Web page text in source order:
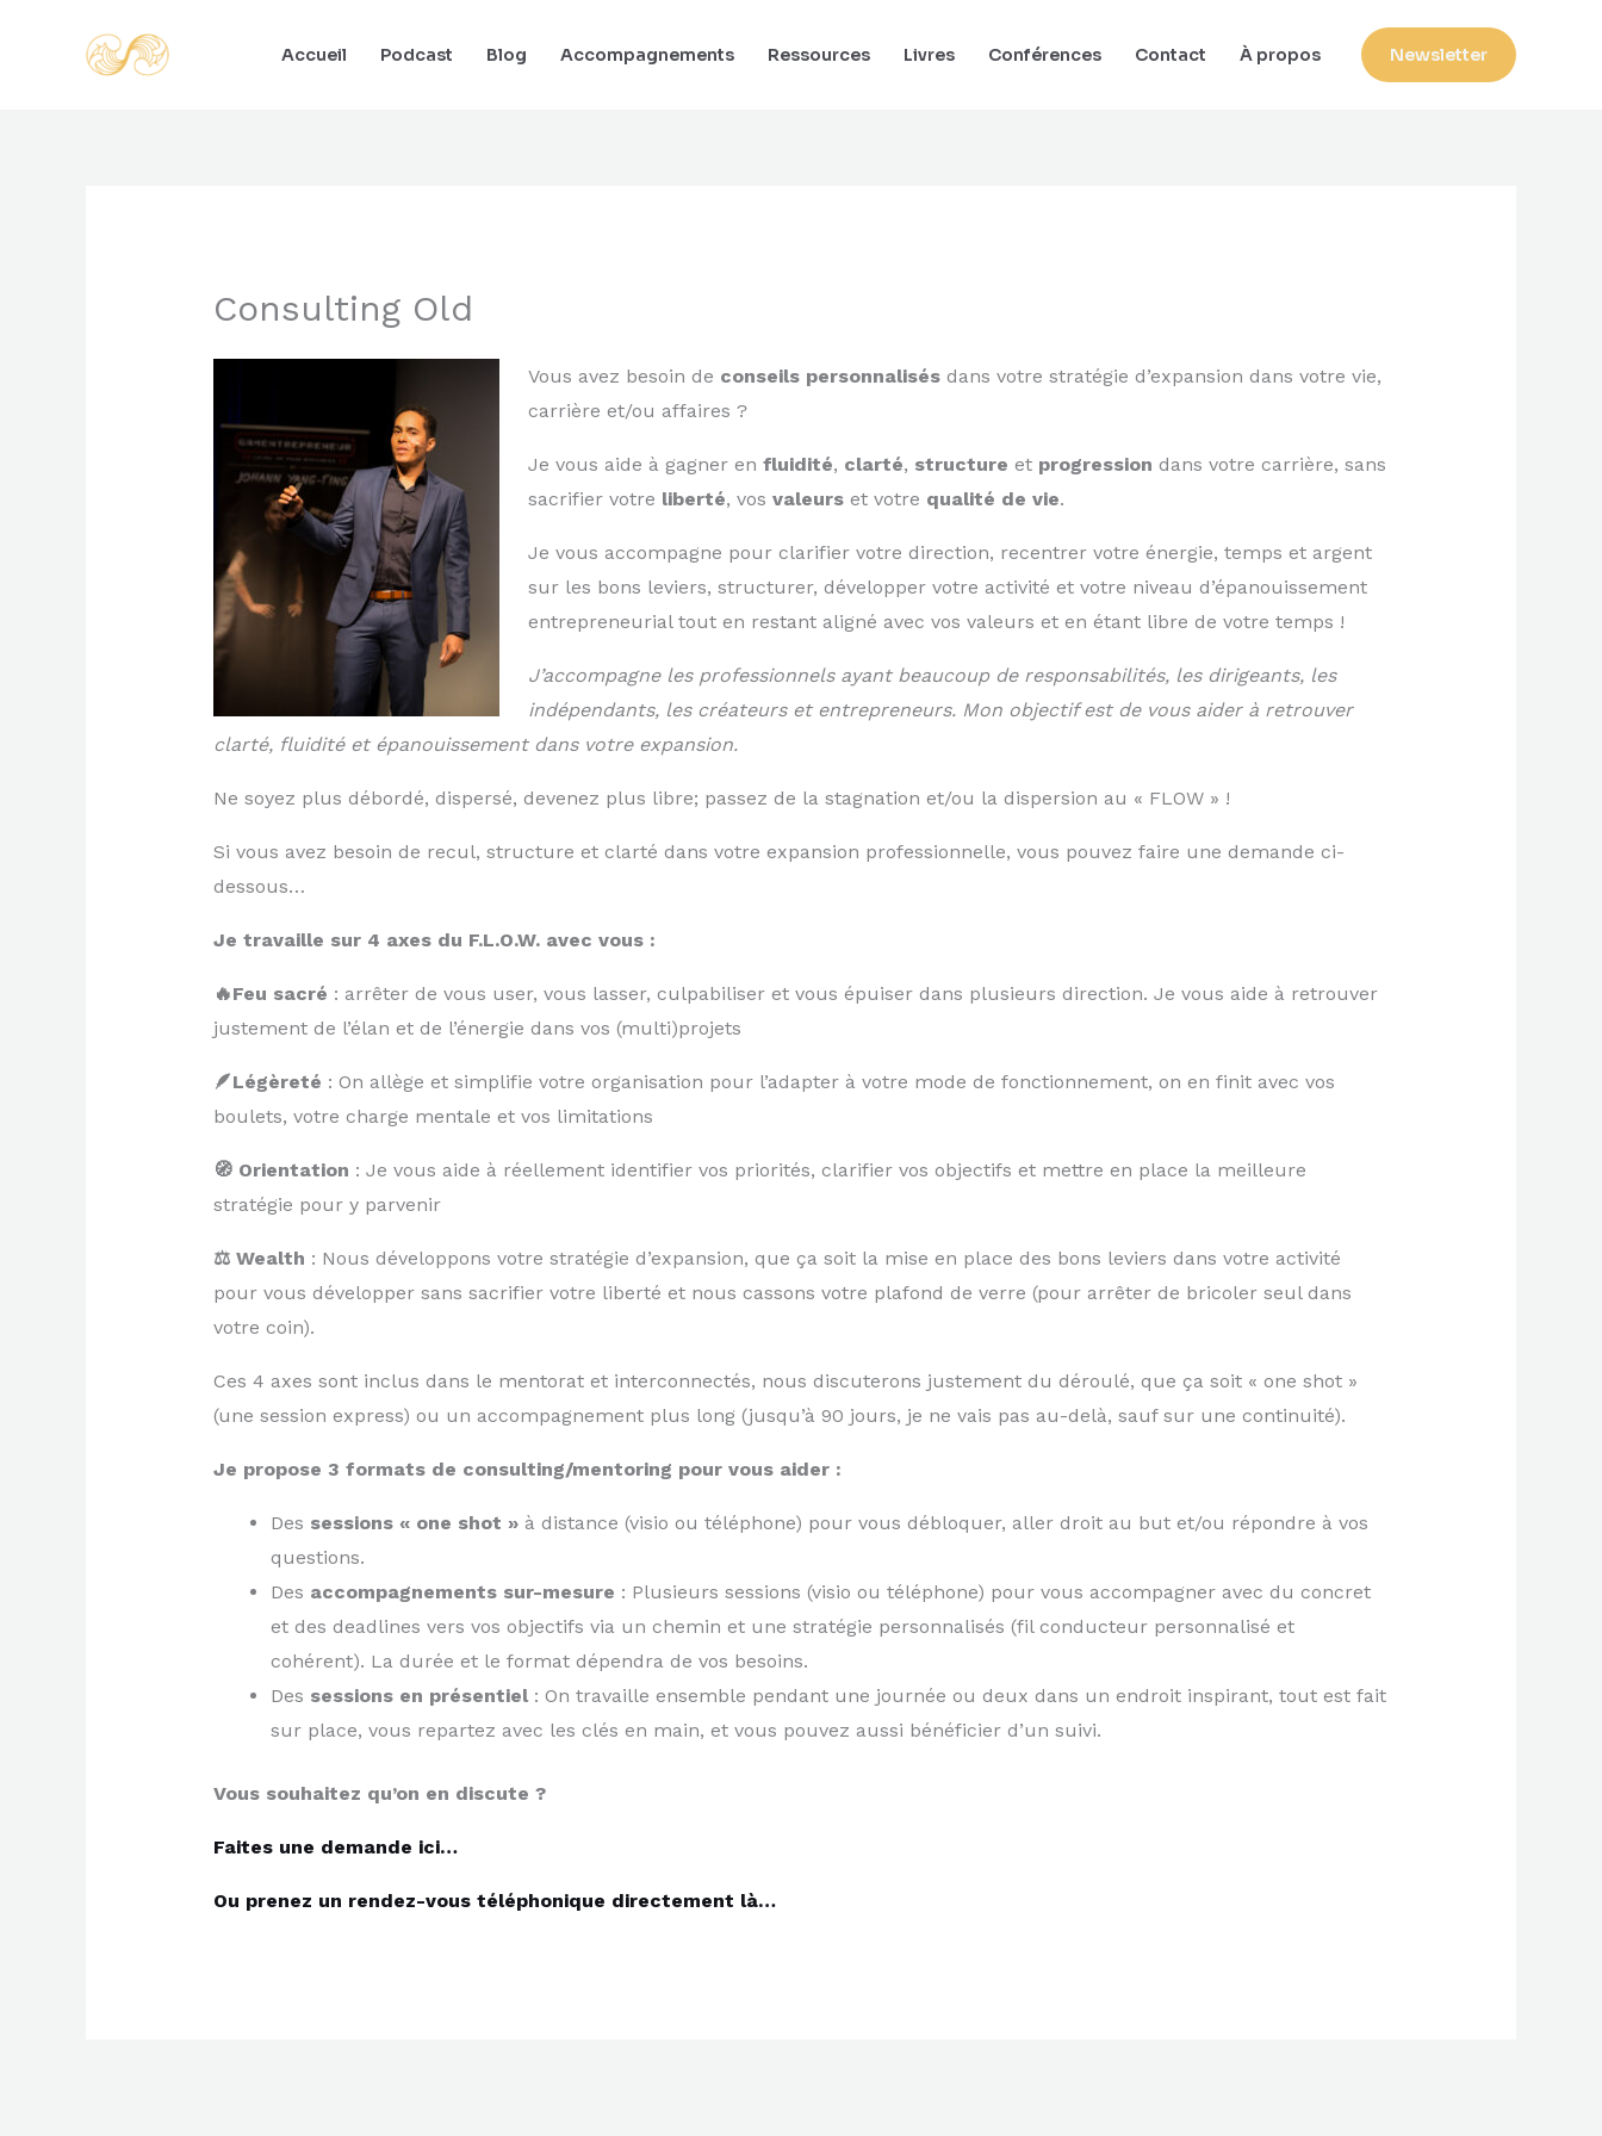
Accueil Podcast Blog Accompagnements Ressources Livres Conférences Contact À propos Newsletter
Consulting Old
Vous avez besoin de conseils personnalisésdans votre stratégie d’expansion dans votre vie,
carrière et/ou affaires ?
Je vous aide à gagner en fluidité, clarté, structure et progression dans votre carrière, sans
sacrifier votre liberté, vos valeurset votre qualité de vie.
Je vous accompagne pour clarifier votre direction, recentrer votre énergie, temps et argent
sur les bons leviers, structurer, développer votre activité et votre niveau d’épanouissement
entrepreneurial tout en restant aligné avec vos valeurs et en étant libre de votre temps !
J’accompagne les professionnels ayant beaucoup de responsabilités, les dirigeants, les
indépendants, les créateurs et entrepreneurs. Mon objectif est de vous aider à retrouver
clarté, fluidité et épanouissement dans votre expansion.
Ne soyez plus débordé, dispersé, devenez plus libre; passez de la stagnation et/ou la dispersion au « FLOW » !
Si vous avez besoin de recul, structure et clarté dans votre expansion professionnelle, ​vous pouvez faire une demande ci-
dessous…
Je travaille sur 4 axes du F.L.O.W. avec vous :
🔥Feu sacré : arrêter de vous user, vous lasser, culpabiliser et vous épuiser dans plusieurs direction. Je vous aide à retrouver
justement de l’élan et de l’énergie dans vos (multi)projets
🪶Légèreté : On allège et simplifie votre organisation pour l’adapter à votre mode de fonctionnement, on en finit avec vos
boulets, votre charge mentale et vos limitations
🧭 Orientation : Je vous aide à réellement identifier vos priorités, clarifier vos objectifs et mettre en place la meilleure
stratégie pour y parvenir
⚖️ Wealth : Nous développons votre stratégie d’expansion, que ça soit la mise en place des bons leviers dans votre activité
pour vous développer sans sacrifier votre liberté et nous cassons votre plafond de verre (pour arrêter de bricoler seul dans
votre coin).
Ces 4 axes sont inclus dans le mentorat et interconnectés, nous discuterons justement du déroulé, que ça soit « one shot »
(une session express) ou un accompagnement plus long (jusqu’à 90 jours, je ne vais pas au-delà, sauf sur une continuité).
Je propose 3 formats de consulting/mentoring pour vous aider :
Des sessions « one shot »à distance (visio ou téléphone) pour vous débloquer, aller droit au but et/ou répondre à vos
questions.
Des accompagnements sur-mesure : Plusieurs sessions (visio ou téléphone) pour vous accompagner avec du concret
et des deadlines vers vos objectifs via un chemin et une stratégie personnalisés (fil conducteur personnalisé et
cohérent). La durée et le format dépendra de vos besoins.
Des sessions en présentiel: On travaille ensemble pendant une journée ou deux dans un endroit inspirant, tout est fait
sur place, vous repartez avec les clés en main, et vous pouvez aussi bénéficier d’un suivi.
Vous souhaitez qu’on en discute ?
Faites une demande ici…
Ou prenez un rendez-vous téléphonique directement là…